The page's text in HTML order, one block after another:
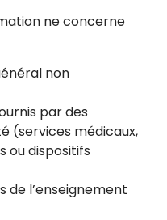
ne concerne
non
par des
(services médicaux,
ou dispositifs
de l’enseignement